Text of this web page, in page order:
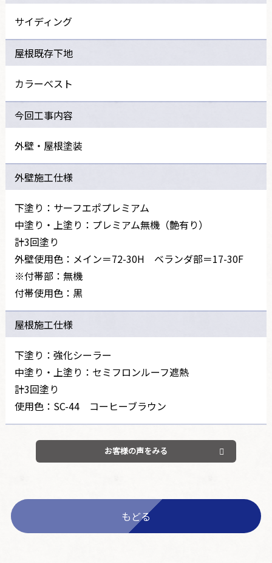
サイディング
屋根既存下地
カラーべスト
今回工事内容
外壁・屋根塗装
外壁施工仕様
下塗り：サーフエポプレミアム
中塗り・上塗り：プレミアム無機（艶有り）
計3回塗り
外壁使用色：メイン＝72-30H ベランダ部＝17-30F
※付帯部：無機
付帯使用色：黒
屋根施工仕様
下塗り：強化シーラー
中塗り・上塗り：セミフロンルーフ遮熱
計3回塗り
使用色：SC-44 コーヒーブラウン
お客様の声をみる
もどる